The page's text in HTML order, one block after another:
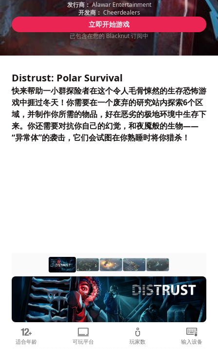
发行商：Alawar Entertainment
开发商： Cheerdealers
立即开始游戏
已包含在您的 Blacknut 订阅中
Distrust: Polar Survival
快来帮助一小群探险者在这个令人毛骨悚然的生存恐怖游
戏中捱过冬天！你需要在一个废弃的研究站内探索6个区
域，并制作你所需的物品，好在恶劣的极地环境中生存下
来。你还需要对抗你自己的幻觉，和夜魇般的生物——
“异常体”的袭击，它们会试图在你熟睡时将你猎杀！
适合年龄 可玩平台 玩家数 输入设备